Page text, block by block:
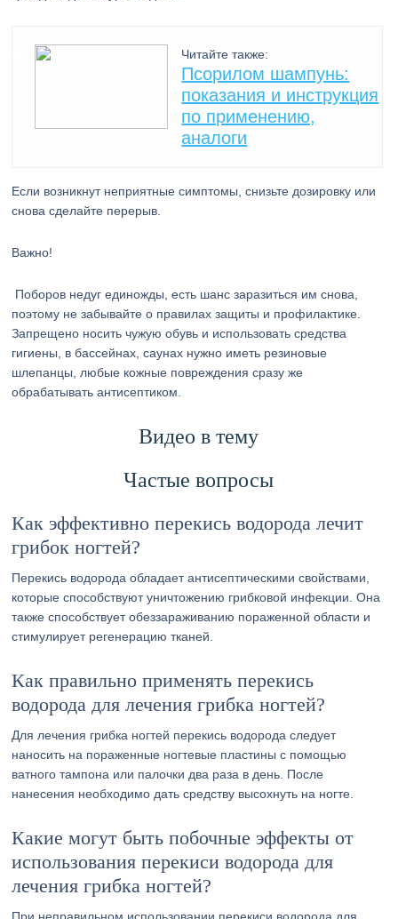
Читайте также:
Псорилом шампунь:
показания и инструкция
по применению,
аналоги
Если возникнут неприятные симптомы, снизьте дозировку или
снова сделайте перерыв.
Важно!
Поборов недуг единожды, есть шанс заразиться им снова,
поэтому не забывайте о правилах защиты и профилактике.
Запрещено носить чужую обувь и использовать средства
гигиены, в бассейнах, саунах нужно иметь резиновые
шлепанцы, любые кожные повреждения сразу же
обрабатывать антисептиком.
Видео в тему
Частые вопросы
Как эффективно перекись водорода лечит
грибок ногтей?
Перекись водорода обладает антисептическими свойствами,
которые способствуют уничтожению грибковой инфекции. Она
также способствует обеззараживанию пораженной области и
стимулирует регенерацию тканей.
Как правильно применять перекись
водорода для лечения грибка ногтей?
Для лечения грибка ногтей перекись водорода следует
наносить на пораженные ногтевые пластины с помощью
ватного тампона или палочки два раза в день. После
нанесения необходимо дать средству высохнуть на ногте.
Какие могут быть побочные эффекты от
использования перекиси водорода для
лечения грибка ногтей?